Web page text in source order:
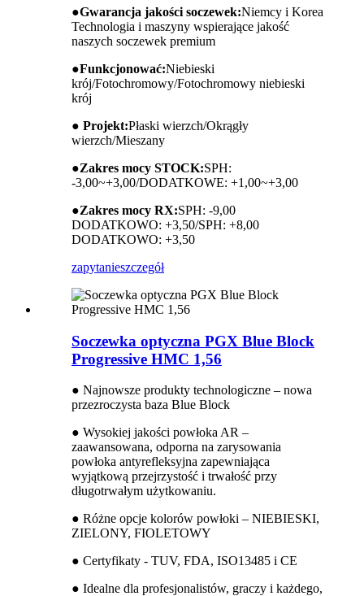
●Gwarancja jakości soczewek:Niemcy i Korea
Technologia i maszyny wspierające jakość
naszych soczewek premium
●Funkcjonować:Niebieski
krój/Fotochromowy/Fotochromowy niebieski
krój
● Projekt:Płaski wierzch/Okrągły
wierzch/Mieszany
●Zakres mocy STOCK:SPH:
-3,00~+3,00/DODATKOWE: +1,00~+3,00
●Zakres mocy RX:SPH: -9,00
DODATKOWO: +3,50/SPH: +8,00
DODATKOWO: +3,50
zapytanieszczegół
Soczewka optyczna PGX Blue Block
Progressive HMC 1,56
● Najnowsze produkty technologiczne – nowa
przezroczysta baza Blue Block
● Wysokiej jakości powłoka AR –
zaawansowana, odporna na zarysowania
powłoka antyrefleksyjna zapewniająca
wyjątkową przejrzystość i trwałość przy
długotrwałym użytkowaniu.
● Różne opcje kolorów powłoki – NIEBIESKI,
ZIELONY, FIOLETOWY
● Certyfikaty - TUV, FDA, ISO13485 i CE
● Idealne dla profesjonalistów, graczy i każdego,